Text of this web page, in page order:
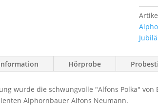
Hörprobe
wurde die schwungvolle "Alfons Polka"
Alphornbauer Alfons Neumann.